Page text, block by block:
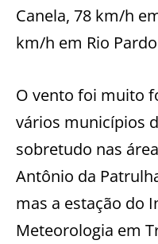
Canela, 78 km/h
km/h em Rio
O vento foi muito
vários municípios
sobretudo nas
Antônio da
mas a estação do
Meteorologia em